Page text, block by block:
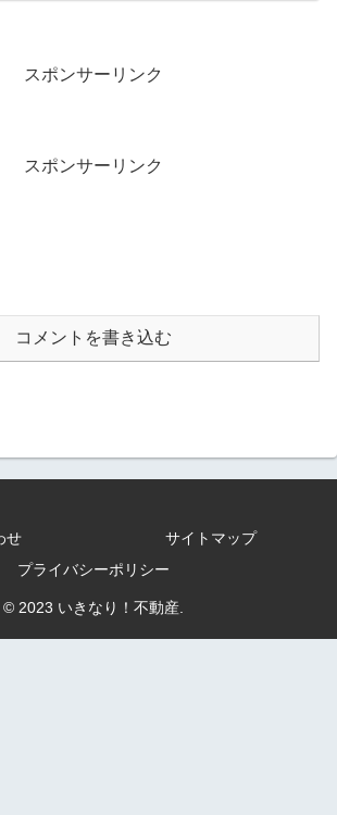
スポンサーリンク
スポンサーリンク
コメントを書き込む
せ
サイトマップ
プライバシーポリシー
© 2023 いきなり！不動産.